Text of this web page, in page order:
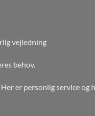
vejledning
behov.
er personlig service og